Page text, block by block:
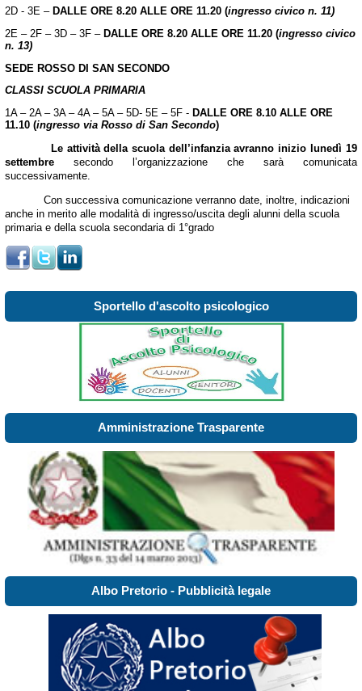
2D - 3E – DALLE ORE 8.20 ALLE ORE 11.20 (ingresso civico n. 11)
2E – 2F – 3D – 3F –DALLE ORE 8.20 ALLE ORE 11.20 (ingresso civico
n. 13)
SEDE ROSSO DI SAN SECONDO
CLASSI SCUOLA PRIMARIA
1A – 2A – 3A – 4A – 5A – 5D- 5E – 5F - DALLE ORE 8.10 ALLE ORE
11.10 (ingresso via Rosso di San Secondo)
Le attività della scuola dell’infanzia avranno inizio lunedì 19
settembre secondo l’organizzazione che sarà comunicata
successivamente.
Con successiva comunicazione verranno date, inoltre, indicazioni
anche in merito alle modalità di ingresso/uscita degli alunni della scuola
primaria e della scuola secondaria di 1°grado
Sportello d'ascolto psicologico
Amministrazione Trasparente
Albo Pretorio - Pubblicità legale